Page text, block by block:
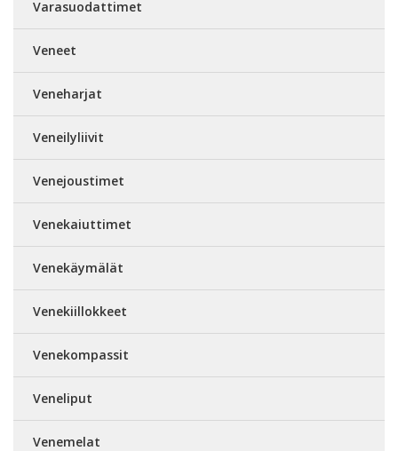
Varasuodattimet
Veneet
Veneharjat
Veneilyliivit
Venejoustimet
Venekaiuttimet
Venekäymälät
Venekiillokkeet
Venekompassit
Veneliput
Venemelat